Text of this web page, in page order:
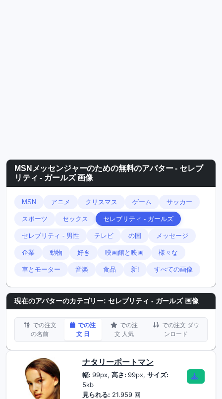
MSNメッセンジャーのための無料のアバター - セレブ
リティ - ガールズ 画像
MSN アニメ クリスマス ゲーム サッカー
スポーツ セックス セレブリティ - ガールズ
セレブリティ - 男性 テレビ の国 メッセージ
企業 動物 好き 映画館と映画 様々な
車とモーター 音楽 食品 新! すべての画像
現在のアバターのカテゴリー: セレブリティ - ガールズ 画像
での注文
の名前
での注
文 日
での注
文 人気
での注文 ダウ
ンロード
ナタリーポートマン
幅: 99px, 高さ: 99px, サイズ:
5kb
見られる: 21.959 回